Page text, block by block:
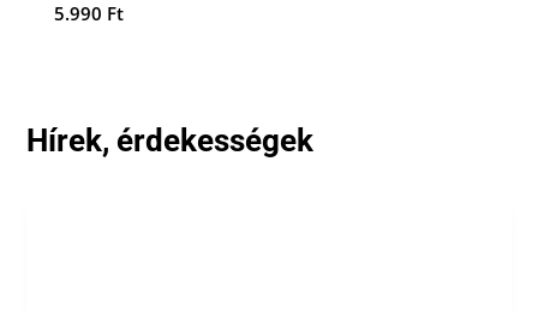
5.990 Ft
Hírek, érdekességek